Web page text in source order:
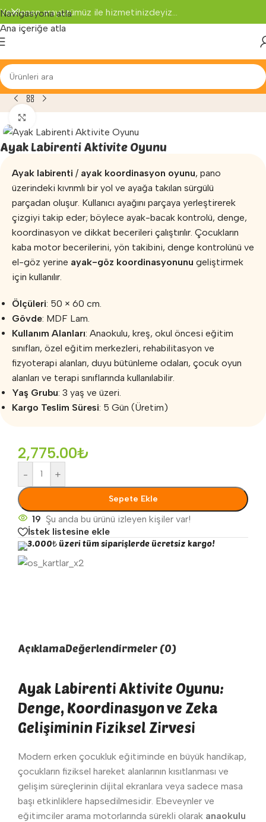
Navigasyona atla
Ana içeriğe atla
Yenilenen arayüzümüz ile hizmetinizdeyiz...
»Fizyoterapi ve Egzersiz
Ayak Labirenti Aktivite Oyunu
Ayak labirenti / ayak koordinasyon oyunu, pano
üzerindeki kıvrımlı bir yol ve ayağa takılan sürgülü
parçadan oluşur. Kullanıcı ayağını parçaya yerleştirerek
çizgiyi takip eder; böylece ayak-bacak kontrolü, denge,
koordinasyon ve dikkat becerileri çalıştırılır. Çocukların
kaba motor becerilerini, yön takibini, denge kontrolünü ve
el-göz yerine ayak-göz koordinasyonunu geliştirmek
için kullanılır.
Ölçüleri: 50 × 60 cm.
Gövde: MDF Lam.
Kullanım Alanları: Anaokulu, kreş, okul öncesi eğitim
sınıfları, özel eğitim merkezleri, rehabilitasyon ve
fizyoterapi alanları, duyu bütünleme odaları, çocuk oyun
alanları ve terapi sınıflarında kullanılabilir.
Yaş Grubu: 3 yaş ve üzeri.
Kargo Teslim Süresi: 5 Gün (Üretim)
2,775.00₺
- +
Sepete Ekle
19 Şu anda bu ürünü izleyen kişiler var!
İstek listesine ekle
3.000₺ üzeri tüm siparişlerde ücretsiz kargo!
AçıklamaDeğerlendirmeler (0)
Ayak Labirenti Aktivite Oyunu:
Denge, Koordinasyon ve Zeka
Gelişiminin Fiziksel Zirvesi
Modern erken çocukluk eğitiminde en büyük handikap,
çocukların fiziksel hareket alanlarının kısıtlanması ve
gelişim süreçlerinin dijital ekranlara veya sadece masa
başı etkinliklere hapsedilmesidir. Ebeveynler ve
eğitimciler arama motorlarında sürekli olarak anaokulu